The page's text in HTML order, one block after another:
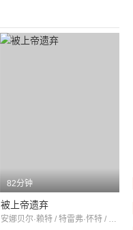
82分钟
被上帝遗弃
安娜贝尔·赖特 / 特雷弗·怀特 / NickClarkWindo